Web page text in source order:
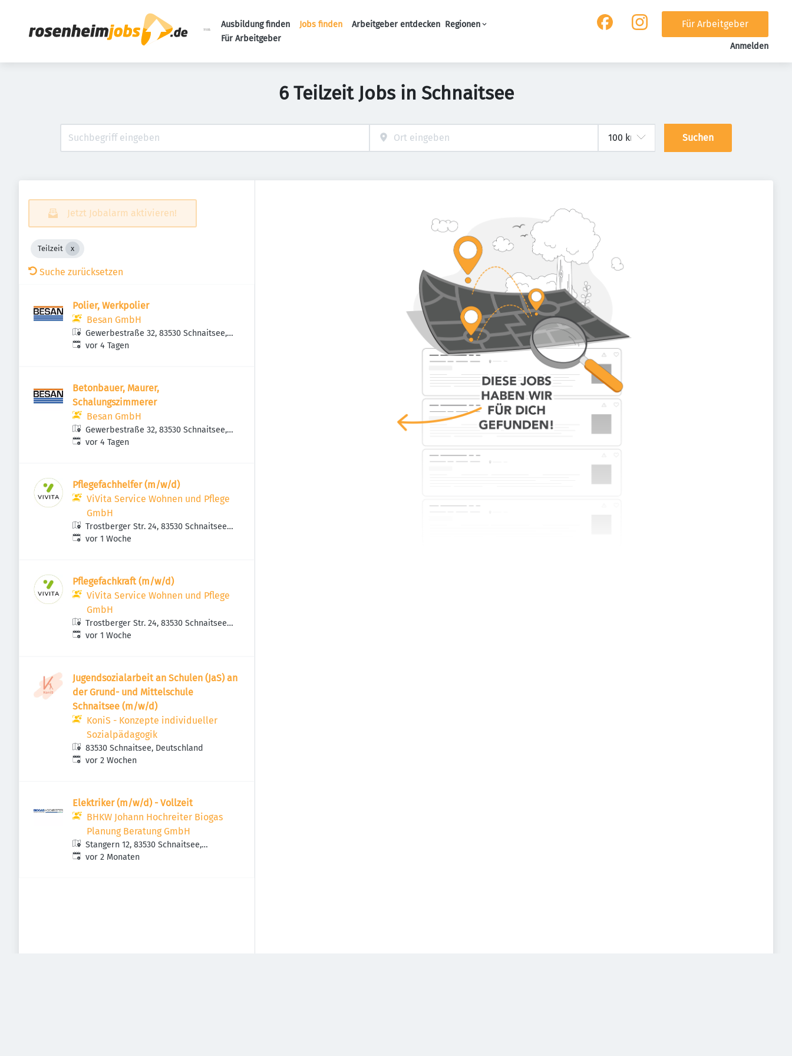
Ausbildung finden Jobs finden Arbeitgeber entdecken Regionen
Für Arbeitgeber
Für Arbeitgeber
Anmelden
6 Teilzeit Jobs in Schnaitsee
Suchen
Jetzt Jobalarm aktivieren!
Teilzeit
Suche zurücksetzen
Polier, Werkpolier
Besan GmbH
Gewerbestraße 32, 83530 Schnaitsee,
Deutschland
Veröffentlicht:
vor 4 Tagen
Betonbauer, Maurer,
Schalungszimmerer
Besan GmbH
Gewerbestraße 32, 83530 Schnaitsee,
Deutschland
Veröffentlicht:
vor 4 Tagen
Pflegefachhelfer (m/w/d)
ViVita Service Wohnen und Pflege
GmbH
Trostberger Str. 24, 83530 Schnaitsee,
Deutschland
Veröffentlicht:
vor 1 Woche
Pflegefachkraft (m/w/d)
ViVita Service Wohnen und Pflege
GmbH
Trostberger Str. 24, 83530 Schnaitsee,
Deutschland
Veröffentlicht:
vor 1 Woche
Jugendsozialarbeit an Schulen (JaS) an
der Grund- und Mittelschule
Schnaitsee (m/w/d)
KoniS - Konzepte individueller
Sozialpädagogik
83530 Schnaitsee, Deutschland
Veröffentlicht:
vor 2 Wochen
Elektriker (m/w/d) - Vollzeit
BHKW Johann Hochreiter Biogas
Planung Beratung GmbH
Stangern 12, 83530 Schnaitsee,
Deutschland
Veröffentlicht:
vor 2 Monaten